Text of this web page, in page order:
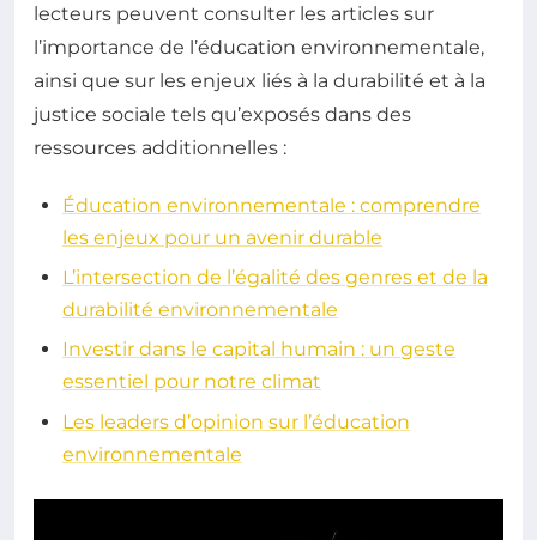
lecteurs peuvent consulter les articles sur
l’importance de l’éducation environnementale,
ainsi que sur les enjeux liés à la durabilité et à la
justice sociale tels qu’exposés dans des
ressources additionnelles :
Éducation environnementale : comprendre
les enjeux pour un avenir durable
L’intersection de l’égalité des genres et de la
durabilité environnementale
Investir dans le capital humain : un geste
essentiel pour notre climat
Les leaders d’opinion sur l’éducation
environnementale